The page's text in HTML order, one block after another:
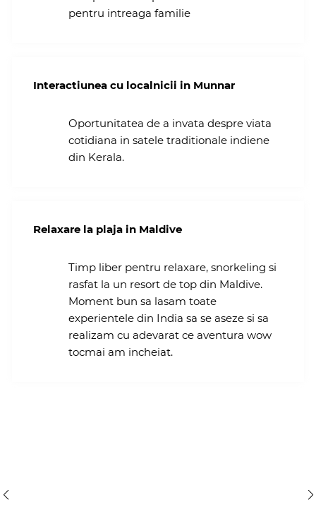
pentru intreaga familie
Interactiunea cu localnicii in Munnar
Oportunitatea de a invata despre viata
cotidiana in satele traditionale indiene
din Kerala.
Relaxare la plaja in Maldive
Timp liber pentru relaxare, snorkeling si
rasfat la un resort de top din Maldive.
Moment bun sa lasam toate
experientele din India sa se aseze si sa
realizam cu adevarat ce aventura wow
tocmai am incheiat.